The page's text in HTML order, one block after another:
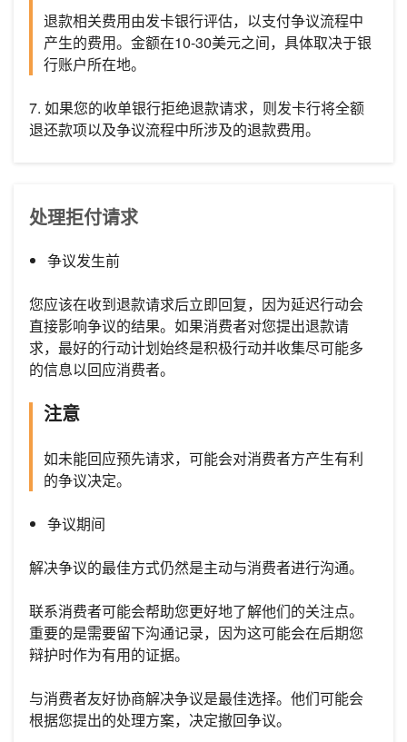
退款相关费用由发卡银行评估，以支付争议流程中
产生的费用。金额在10-30美元之间，具体取决于银
行账户所在地。
7. 如果您的收单银行拒绝退款请求，则发卡行将全额
退还款项以及争议流程中所涉及的退款费用。
处理拒付请求
争议发生前
您应该在收到退款请求后立即回复，因为延迟行动会
直接影响争议的结果。如果消费者对您提出退款请
求，最好的行动计划始终是积极行动并收集尽可能多
的信息以回应消费者。
注意
如未能回应预先请求，可能会对消费者方产生有利
的争议决定。
争议期间
解决争议的最佳方式仍然是主动与消费者进行沟通。
联系消费者可能会帮助您更好地了解他们的关注点。
重要的是需要留下沟通记录，因为这可能会在后期您
辩护时作为有用的证据。
与消费者友好协商解决争议是最佳选择。他们可能会
根据您提出的处理方案，决定撤回争议。